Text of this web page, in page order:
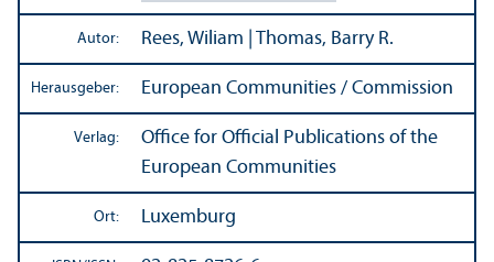
Autor: Rees, Wiliam | Thomas, Barry R.
Herausgeber: European Communities / Commission
Verlag:
Office for Official Publications of the
European Communities
Ort: Luxemburg